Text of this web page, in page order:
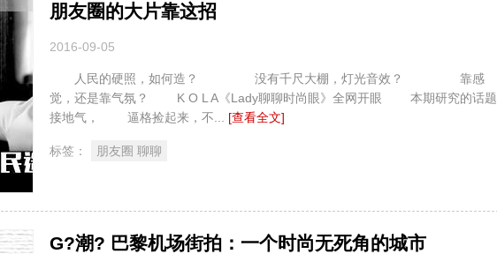
朋友圈的大片靠这招
2016-09-05
人民的硬照，如何造？ 没有千尺大棚，灯光音效？ 靠感
觉，还是靠气氛？ K O L A《Lady聊聊时尚眼》全网开眼 本期研究的话题
接地气， 逼格捡起来，不... [查看全文]
标签： 朋友圈 聊聊
G?潮? 巴黎机场街拍：一个时尚无死角的城市